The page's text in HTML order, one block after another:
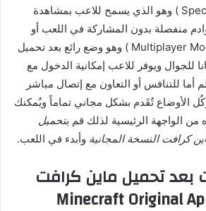
المتفرج ( Spectator Mode ) وهو الذي يسمح للاعب بمشاهدة
منفصلة بدون المشاركة في اللعب أو
وضع تعدد اللاعبين ( Multiplayer Mode ) وهو وضع رائع بعد تحميل
للجوال ويوفر للاعب إمكانية الدخول مع
أما للتنافس أو التعاون مع إتصال مباشر
الأوضاع تٌقَدم بشكل مجاني تماماً ويٌمكنك
من الواجهة الرئيسية لذلك قم بتحميل
وأبدء في اللعب.
بعد تحميل ماين كرافت